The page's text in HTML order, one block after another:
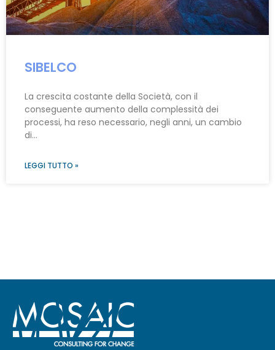
SIBELCO
La crescita costante della Società, con il
conseguente aumento della complessità dei
processi, ha reso necessario, negli anni, un cambio
di…
LEGGI TUTTO »